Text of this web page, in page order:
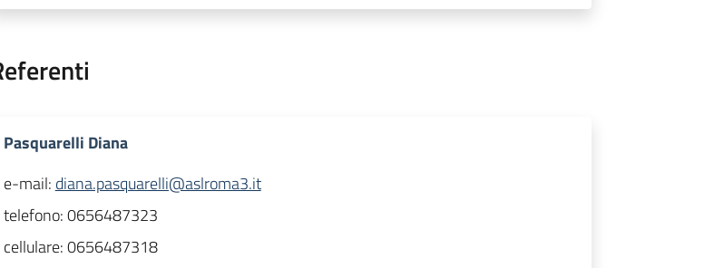
Pasquarelli Diana
e-mail: diana.pasquarelli@aslroma3.it
telefono:0656487323
cellulare:0656487318